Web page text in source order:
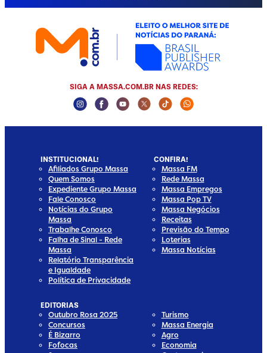
SIGA A MASSA.COM.BR NAS REDES:
Instagram Social Media
Facebook Social Media
Youtube Social Media
Twitter Social Media
Tiktok Social Media
Whatsapp
INSTITUCIONAL!
Afiliados Grupo Massa
Quem Somos
Expediente Grupo Massa
Fale Conosco
Notícias do Grupo
Massa
Trabalhe Conosco
Falha de Sinal - Rede
Massa
Relatório Transparência
e Igualdade
Política de Privacidade
CONFIRA!
Massa FM
Rede Massa
Massa Empregos
Massa Pop TV
Massa Negócios
Receitas
Previsão do Tempo
Loterias
Massa Notícias
EDITORIAS
Outubro Rosa 2025
Concursos
É Bizarro
Fofocas
Turismo
Massa Energia
Agro
Economia